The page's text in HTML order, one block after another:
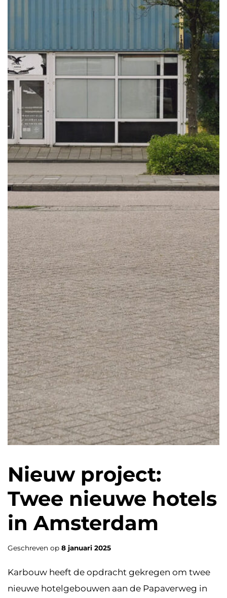
Nieuw project:
Twee nieuwe hotels
in Amsterdam
Geschreven op 8 januari 2025
Karbouw heeft de opdracht gekregen om twee
nieuwe hotelgebouwen aan de Papaverweg in